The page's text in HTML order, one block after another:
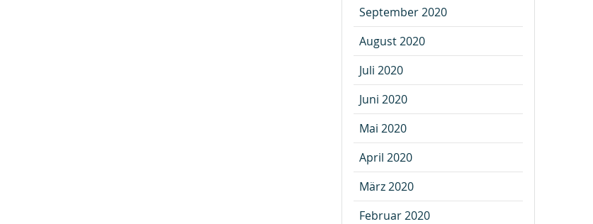
September 2020
August 2020
Juli 2020
Juni 2020
Mai 2020
April 2020
März 2020
Februar 2020